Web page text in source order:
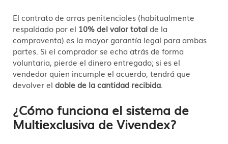
El contrato de arras penitenciales (habitualmente
respaldado por el 10% del valor totalde la
compraventa) es la mayor garantía legal para ambas
partes . Si el comprador se echa atrás de forma
voluntaria, pierde el dinero entregado; si es el
vendedor quien incumple el acuerdo, tendrá que
devolver el doble de la cantidad recibida
¿Cómo funciona el sistema de
Multiexclusiva de Vivendex?